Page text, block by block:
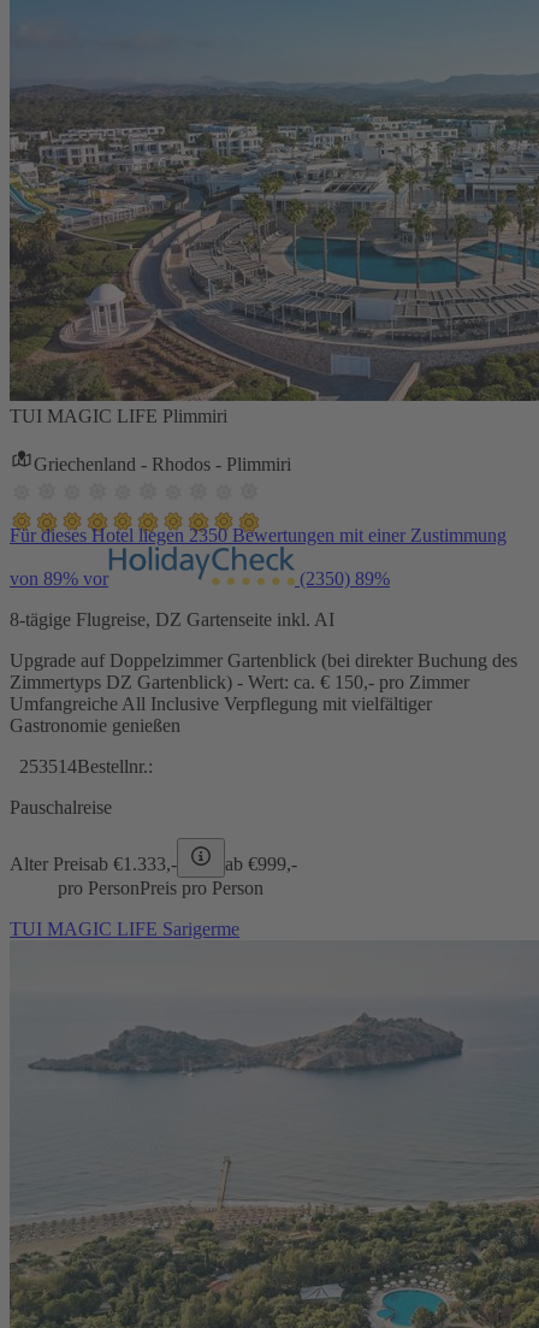
TUI MAGIC LIFE Plimmiri
Griechenland - Rhodos - Plimmiri
Für dieses Hotel liegen 2350 Bewertungen mit einer Zustimmung
von 89% vor (2350) 89%
8-tägige Flugreise, DZ Gartenseite inkl. AI
Upgrade auf Doppelzimmer Gartenblick (bei direkter Buchung des
Zimmertyps DZ Gartenblick) - Wert: ca. € 150,- pro Zimmer
Umfangreiche All Inclusive Verpflegung mit vielfältiger
Gastronomie genießen
253514Bestellnr.:
Pauschalreise
Alter Preisab €1.333,- ab €999,-
pro PersonPreis pro Person
TUI MAGIC LIFE Sarigerme